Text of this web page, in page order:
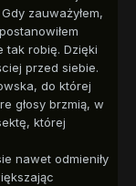
zauważyłem,
tak robię. Dzięki
przed siebie.
do której
głosy brzmią, w
której
nawet odmieniły